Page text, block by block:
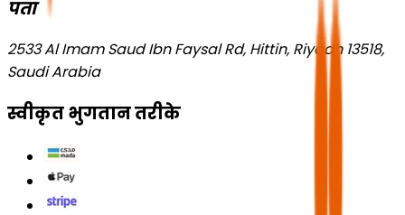
पता
2533 Al Imam Saud Ibn Faysal Rd, Hittin, Riyadh 13518,
Saudi Arabia
स्वीकृत भुगतान तरीके